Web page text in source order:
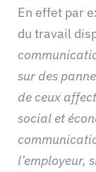
En effet par
du travail
sur des
de ceux
social et
l’employeur,